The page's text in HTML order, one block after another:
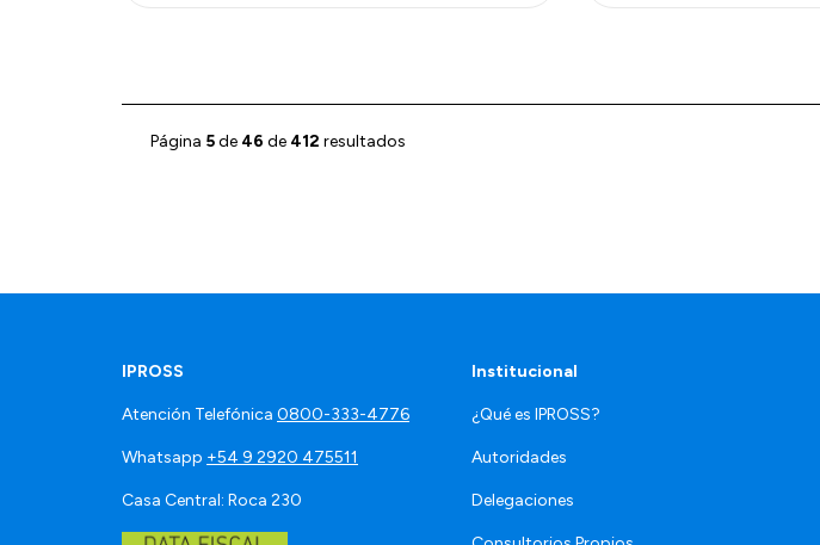
Página 5de 46 de 412 resultados
IPROSS
Atención Telefónica 0800-333-4776
Whatsapp +54 9 2920 475511
Casa Central: Roca 230
Institucional
¿Qué es IPROSS?
Autoridades
Delegaciones